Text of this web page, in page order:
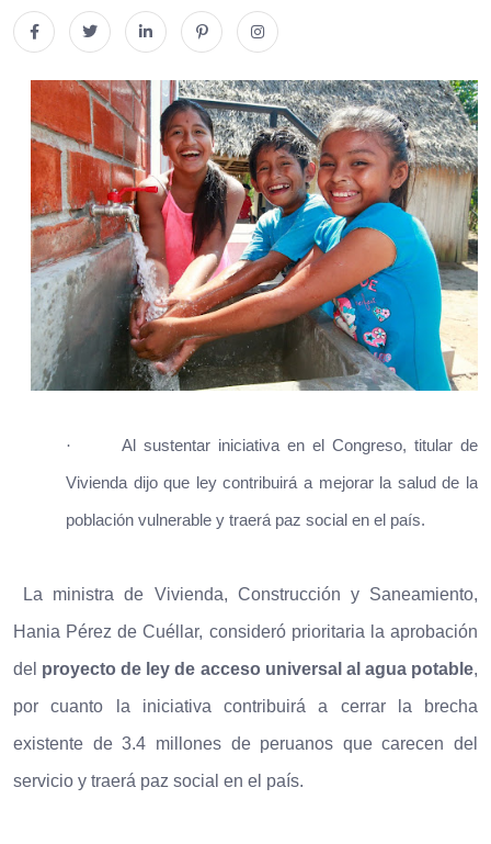
· Al sustentar iniciativa en el Congreso, titular de
Vivienda dijo que ley contribuirá a mejorar la salud de la
población vulnerable y traerá paz social en el país.
La ministra de Vivienda, Construcción y Saneamiento,
Hania Pérez de Cuéllar, consideró prioritaria la aprobación
del proyecto de ley de acceso universal al agua potable,
por cuanto la iniciativa contribuirá a cerrar la brecha
existente de 3.4 millones de peruanos que carecen del
servicio y traerá paz social en el país.